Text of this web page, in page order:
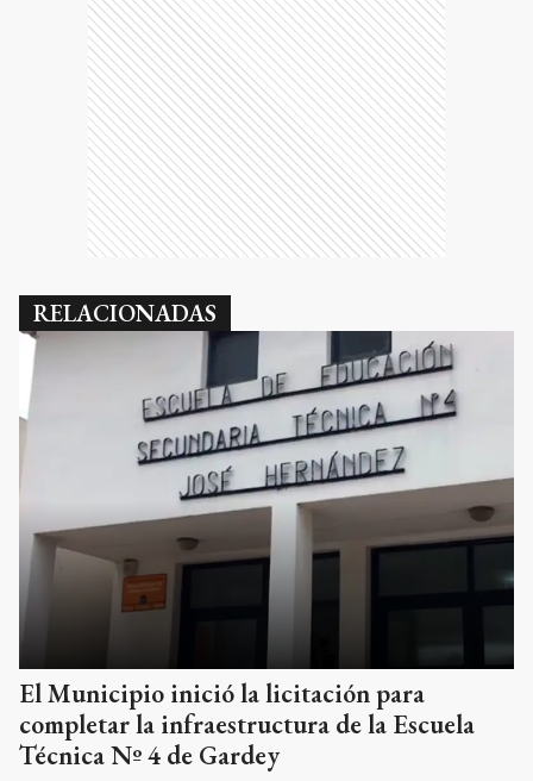
RELACIONADAS
El Municipio inició la licitación para
completar la infraestructura de la Escuela
Técnica Nº 4 de Gardey